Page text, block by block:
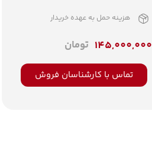
هزینه حمل به عهده خریدار
145,000,000 تومان
تماس با کارشناسان فروش